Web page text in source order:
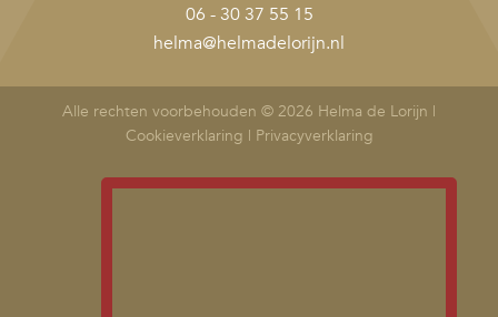
06 - 30 37 55 15
helma@helmadelorijn.nl
Alle rechten voorbehouden © 2026 Helma de Lorijn |
Cookieverklaring | Privacyverklaring